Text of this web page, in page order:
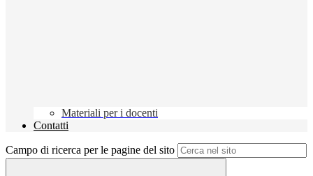
Materiali per i docenti
Contatti
Campo di ricerca per le pagine del sito